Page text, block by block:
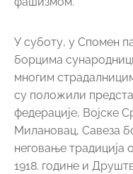
У суботу, у Спомен
борцима
многим
су положили
федерације, Војске
Милановац, Савеза
неговање традиција
1918. године и